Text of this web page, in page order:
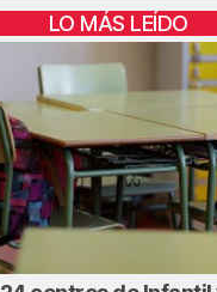
LO MÁS LEÍDO